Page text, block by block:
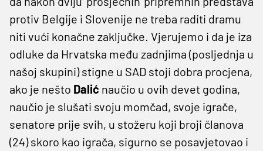
protiv Belgije i Slovenije ne treba raditi dramu
niti vući konačne zaključke. Vjerujemo i da je iza
odluke da Hrvatska među zadnjima (posljednja u
našoj skupini) stigne u SAD stoji dobra procjena,
ako je nešto Dalić naučio u ovih devet godina,
naučio je slušati svoju momčad, svoje igrače,
senatore prije svih, u stožeru koji broji članova
(24) skoro kao igrača, sigurno se posavjetovao i